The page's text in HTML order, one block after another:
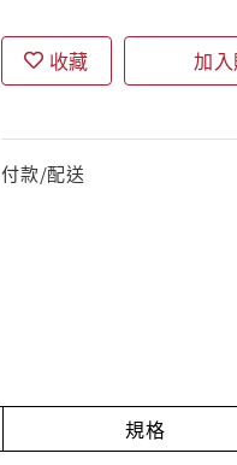
收藏 加
付款/配送
規格